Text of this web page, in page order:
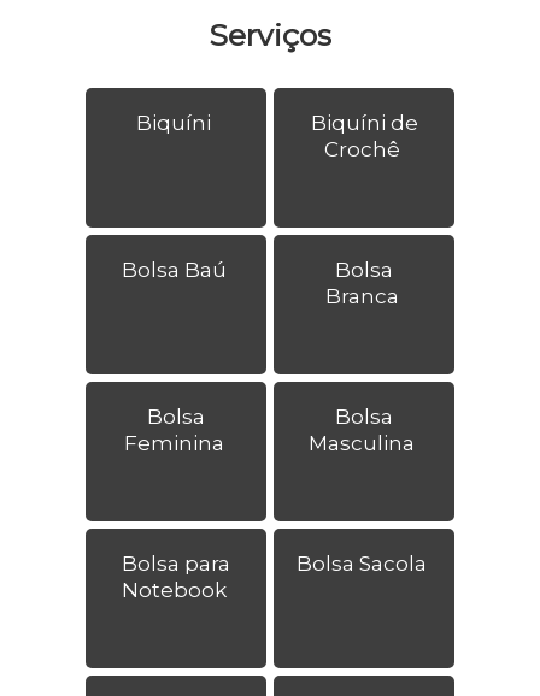
Serviços
Biquíni
Biquíni de
Crochê
Bolsa Baú
Bolsa
Branca
Bolsa
Feminina
Bolsa
Masculina
Bolsa para
Notebook
Bolsa Sacola